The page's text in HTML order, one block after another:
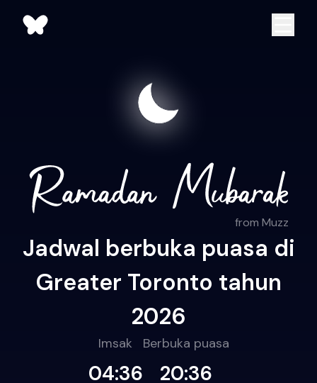
from Muzz
Jadwal berbuka puasa di
Greater Toronto tahun
2026
Imsak
04:36
Berbuka puasa
20:36